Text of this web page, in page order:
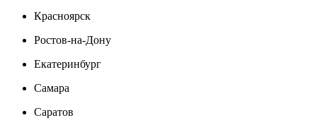
Красноярск
Ростов-на-Дону
Екатеринбург
Самара
Саратов